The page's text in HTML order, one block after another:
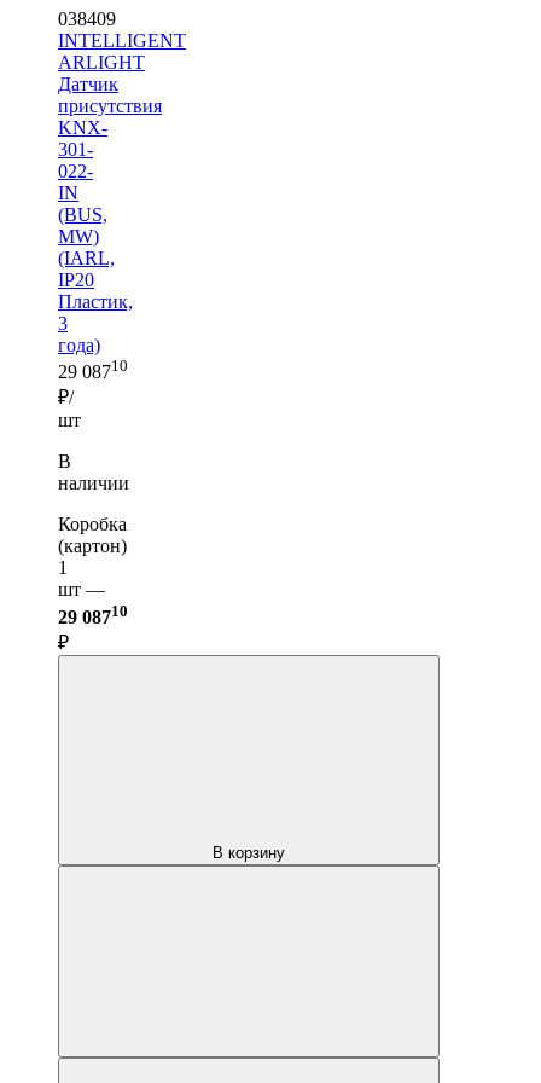
038409
INTELLIGENT
ARLIGHT
Датчик
присутствия
KNX-
301-
022-
IN
(BUS,
MW)
(IARL,
IP20
Пластик,
3
года)
29 08710
₽/
шт
В
наличии
Коробка
(картон)
1
шт —
29 08710
₽
В корзину